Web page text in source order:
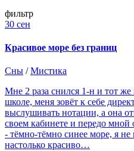
фильтр
30 сен
Красивое море без границ
Сны /Мистика
Мне 2 раза снился 1-н и тот
школе, меня зовёт к себе
выслушивать нотации, а она
своем кабинете и передо
- тёмно-тёмно синее море, я
настолько красиво…